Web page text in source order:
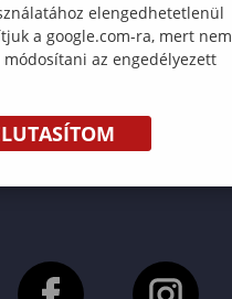
elengedhetetlenül
a google.com-ra, mert nem
az engedélyezett